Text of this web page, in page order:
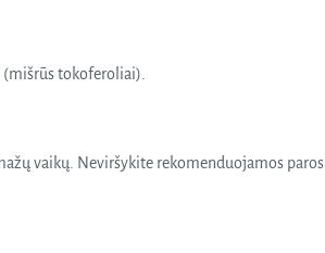
tokoferoliai).
vaikų. Neviršykite rekomenduojamos paros